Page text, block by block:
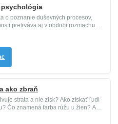
psychológia
o poznanie duševných procesov,
pretrváva aj v období rozmachu
ako zbraň
strata a nie zisk? Ako získať ľudí
Čo znamená farba rúžu u žien? Ako